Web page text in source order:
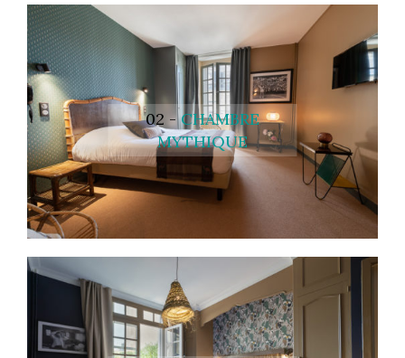
02 -CHAMBRE
MYTHIQUE